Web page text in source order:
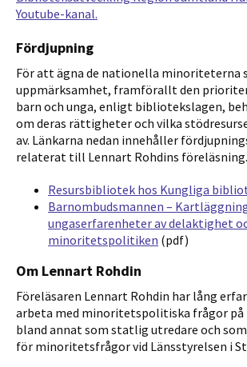
Youtube-kanal.
Fördjupning
För att ägna de nationella minoriteterna
uppmärksamhet, framförallt den
barn och unga, enligt bibliotekslagen,
om deras rättigheter och vilka
av. Länkarna nedan innehåller
relaterat till Lennart Rohdins föreläsning.
Resursbibliotek hos Kungliga
Barnombudsmannen –
ungaserfarenheter av delaktighet
minoritetspolitiken (pdf)
Om Lennart Rohdin
Föreläsaren Lennart Rohdin har lång
arbeta med minoritetspolitiska frågor på
bland annat som statlig utredare och
för minoritetsfrågor vid Länsstyrelsen i